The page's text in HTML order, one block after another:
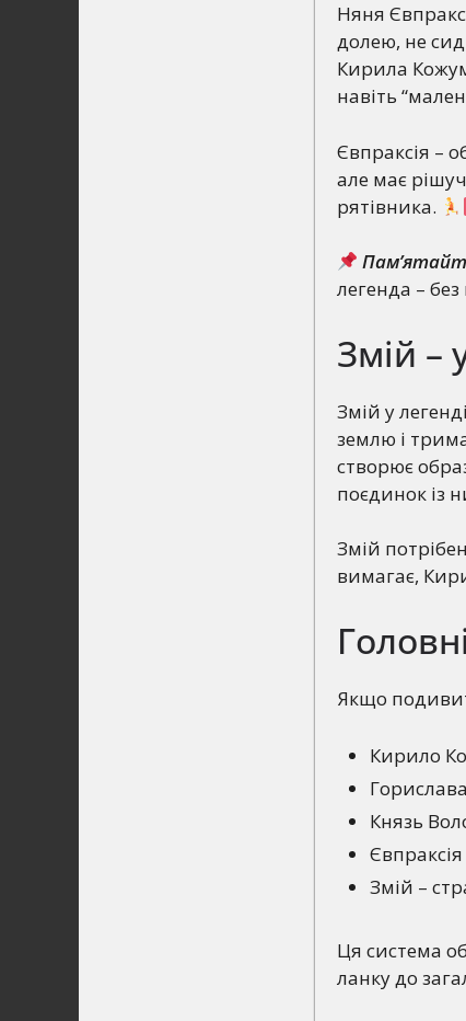
Няня
долею, не
Кирила
навіть
Євпраксія –
але має
рятівника.
легенда – без
Змій –
Змій у
землю і
створює
поєдинок із
Змій
вимагає,
Якщо
Кирило
Князь
Євпраксія
Змій –
Ця система
ланку до